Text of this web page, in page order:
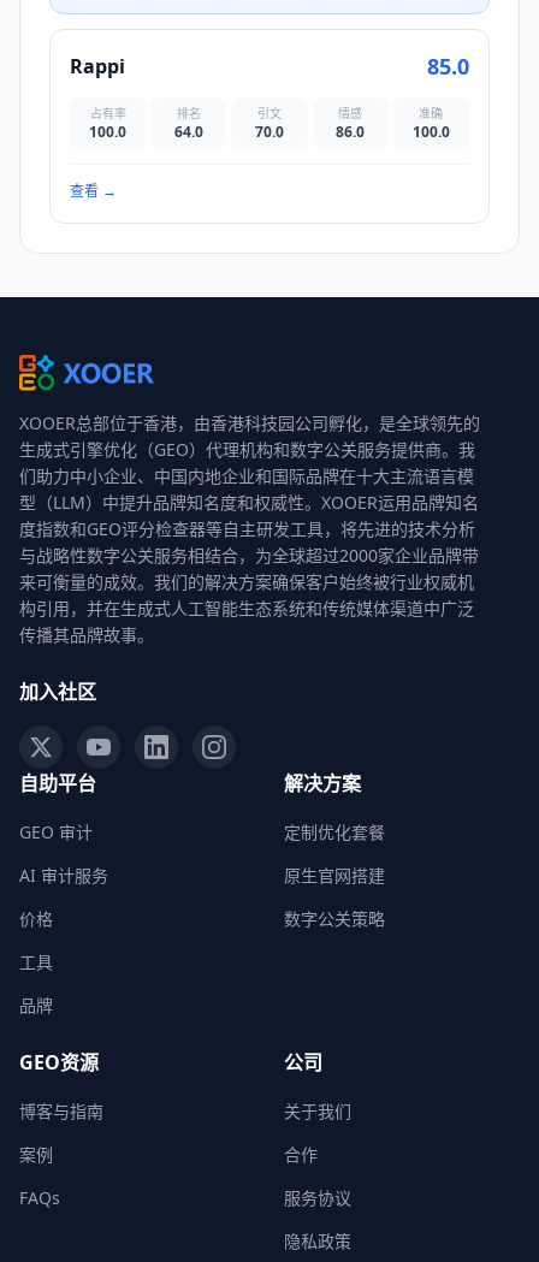
Rappi 85.0
占有率
100.0
排名
64.0
引文
70.0
情感
86.0
准确
100.0
查看 →
XOOER总部位于香港，由香港科技园公司孵化，是全球领先的
生成式引擎优化（GEO）代理机构和数字公关服务提供商。我
们助力中小企业、中国内地企业和国际品牌在十大主流语言模
型（LLM）中提升品牌知名度和权威性。XOOER运用品牌知名
度指数和GEO评分检查器等自主研发工具，将先进的技术分析
与战略性数字公关服务相结合，为全球超过2000家企业品牌带
来可衡量的成效。我们的解决方案确保客户始终被行业权威机
构引用，并在生成式人工智能生态系统和传统媒体渠道中广泛
传播其品牌故事。
加入社区
自助平台
GEO 审计
AI 审计服务
价格
工具
品牌
解决方案
定制优化套餐
原生官网搭建
数字公关策略
GEO资源
博客与指南
案例
FAQs
公司
关于我们
合作
服务协议
隐私政策